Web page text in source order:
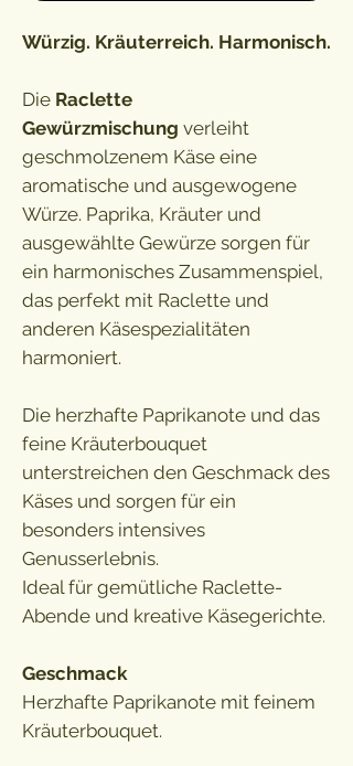
Würzig. Kräuterreich. Harmonisch.
Die Raclette
Gewürzmischung verleiht
geschmolzenem Käse eine
aromatische und ausgewogene
Würze. Paprika, Kräuter und
ausgewählte Gewürze sorgen für
ein harmonisches Zusammenspiel,
das perfekt mit Raclette und
anderen Käsespezialitäten
harmoniert.
Die herzhafte Paprikanote und das
feine Kräuterbouquet
unterstreichen den Geschmack des
Käses und sorgen für ein
besonders intensives
Genusserlebnis.
Ideal für gemütliche Raclette-
Abende und kreative Käsegerichte.
Geschmack
Herzhafte Paprikanote mit feinem
Kräuterbouquet.